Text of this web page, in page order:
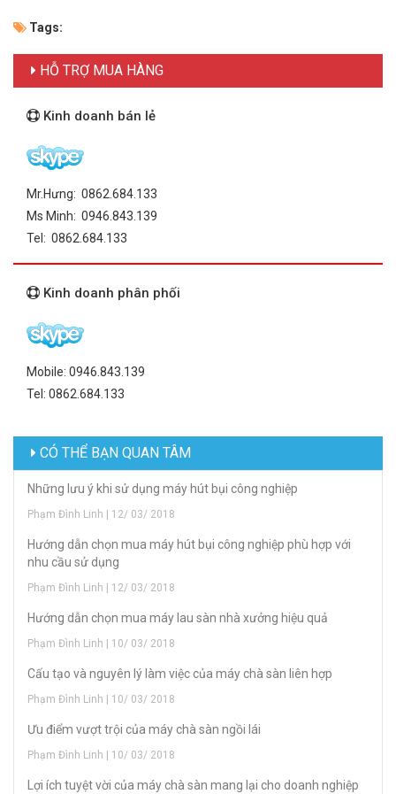
Tags:
HỖ TRỢ MUA HÀNG
Kinh doanh bán lẻ
Mr.Hưng: 0862.684.133
Ms Minh: 0946.843.139
Tel: 0862.684.133
Kinh doanh phân phối
Mobile: 0946.843.139
Tel: 0862.684.133
CÓ THỂ BẠN QUAN TÂM
Những lưu ý khi sử dụng máy hút bụi công nghiệp
Phạm Đình Linh | 12/ 03/ 2018
Hướng dẫn chọn mua máy hút bụi công nghiệp phù hợp với
nhu cầu sử dụng
Phạm Đình Linh | 12/ 03/ 2018
Hướng dẫn chọn mua máy lau sàn nhà xưởng hiệu quả
Phạm Đình Linh | 10/ 03/ 2018
Cấu tạo và nguyên lý làm việc của máy chà sàn liên hợp
Phạm Đình Linh | 10/ 03/ 2018
Ưu điểm vượt trội của máy chà sàn ngồi lái
Phạm Đình Linh | 10/ 03/ 2018
Lợi ích tuyệt vời của máy chà sàn mang lại cho doanh nghiệp